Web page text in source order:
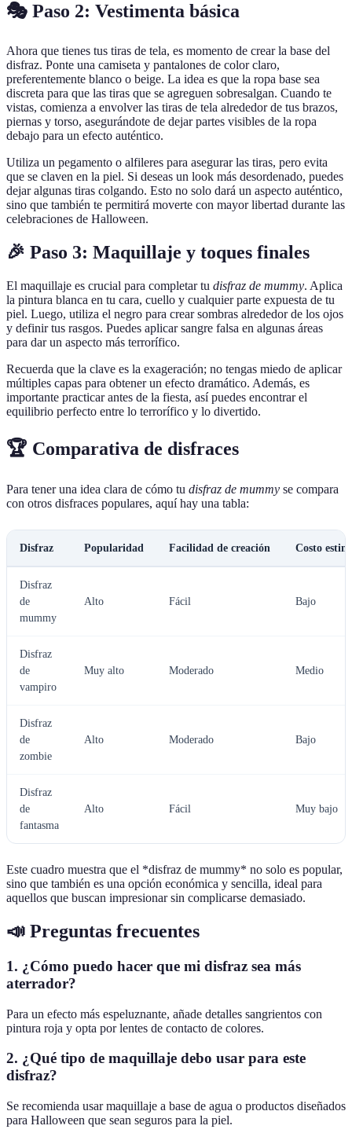
🎭 Paso 2: Vestimenta básica
Ahora que tienes tus tiras de tela, es momento de crear la base del
disfraz. Ponte una camiseta y pantalones de color claro,
preferentemente blanco o beige. La idea es que la ropa base sea
discreta para que las tiras que se agreguen sobresalgan. Cuando te
vistas, comienza a envolver las tiras de tela alrededor de tus brazos,
piernas y torso, asegurándote de dejar partes visibles de la ropa
debajo para un efecto auténtico.
Utiliza un pegamento o alfileres para asegurar las tiras, pero evita
que se claven en la piel. Si deseas un look más desordenado, puedes
dejar algunas tiras colgando. Esto no solo dará un aspecto auténtico,
sino que también te permitirá moverte con mayor libertad durante las
celebraciones de Halloween.
🎉 Paso 3: Maquillaje y toques finales
El maquillaje es crucial para completar tu disfraz de mummy. Aplica
la pintura blanca en tu cara, cuello y cualquier parte expuesta de tu
piel. Luego, utiliza el negro para crear sombras alrededor de los ojos
y definir tus rasgos. Puedes aplicar sangre falsa en algunas áreas
para dar un aspecto más terrorífico.
Recuerda que la clave es la exageración; no tengas miedo de aplicar
múltiples capas para obtener un efecto dramático. Además, es
importante practicar antes de la fiesta, así puedes encontrar el
equilibrio perfecto entre lo terrorífico y lo divertido.
🏆 Comparativa de disfraces
Para tener una idea clara de cómo tu disfraz de mummy se compara
con otros disfraces populares, aquí hay una tabla:
Disfraz Popularidad Facilidad de creación Costo
Disfraz
de
mummy
Alto Fácil Bajo
Disfraz
de
vampiro
Muy alto Moderado Medio
Disfraz
de
zombie
Alto Moderado Bajo
Disfraz
de
fantasma
Alto Fácil Muy bajo
Este cuadro muestra que el *disfraz de mummy* no solo es popular,
sino que también es una opción económica y sencilla, ideal para
aquellos que buscan impresionar sin complicarse demasiado.
📣 Preguntas frecuentes
1. ¿Cómo puedo hacer que mi disfraz sea más
aterrador?
Para un efecto más espeluznante, añade detalles sangrientos con
pintura roja y opta por lentes de contacto de colores.
2. ¿Qué tipo de maquillaje debo usar para este
disfraz?
Se recomienda usar maquillaje a base de agua o productos diseñados
para Halloween que sean seguros para la piel.